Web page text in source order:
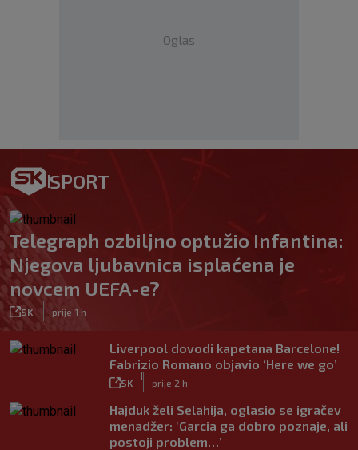
Oglas
SPORT
Telegraph ozbiljno optužio Infantina:
Njegova ljubavnica isplaćena je
novcem UEFA-e?
SK prije 1 h
Liverpool dovodi kapetana Barcelone!
Fabrizio Romano objavio ‘Here we go’
SK prije 2 h
Hajduk želi Selahija, oglasio se igračev
menadžer: ‘Garcia ga dobro poznaje, ali
postoji problem…’